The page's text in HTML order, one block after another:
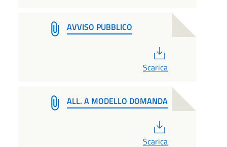
AVVISO PUBBLICO
Scarica
ALL. A MODELLO DOMANDA
Scarica